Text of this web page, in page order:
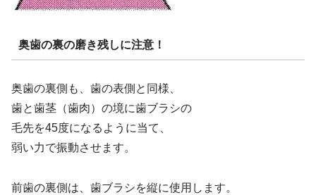
奥歯の裏の磨き残しに注意！
奥歯の裏側も、歯の表側と同様、
歯と歯茎（歯肉）の境に歯ブラシの
毛先を45度になるように当て、
弱い力で振動させます。
前歯の裏側は、歯ブラシを縦に使用します。